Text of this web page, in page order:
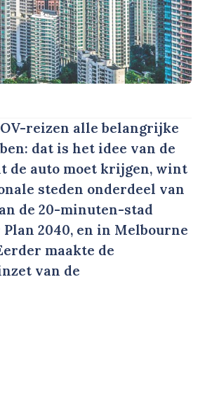
reizen alle belangrijke
dat is het idee van de
de auto moet krijgen, wint
steden onderdeel van
de 20-minuten-stad
2040, en in Melbourne
maakte de
van de